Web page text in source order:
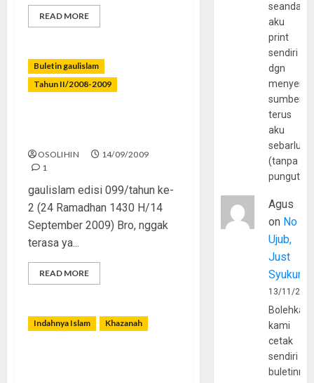
READ MORE
Buletin gaulislam
Tahun II/2008-2009
OSOLIHIN
14/09/2009
1
gaulislam edisi 099/tahun ke-
2 (24 Ramadhan 1430 H/14
September 2009) Bro, nggak
terasa ya...
READ MORE
Indahnya Islam Khazanah
aku
print
sendiri
dgn
sumber
terus
aku
(tanpa
Agus
on No
Ujub,
Just
Syukur
13/11/
Bolehkah
kami
cetak
sendiri